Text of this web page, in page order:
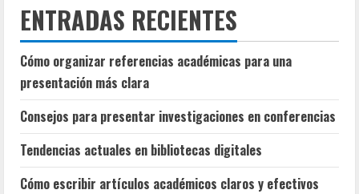
ENTRADAS RECIENTES
Cómo organizar referencias académicas para una
presentación más clara
Consejos para presentar investigaciones en conferencias
Tendencias actuales en bibliotecas digitales
Cómo escribir artículos académicos claros y efectivos